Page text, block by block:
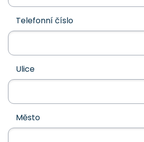
Telefonní číslo
Ulice
Město